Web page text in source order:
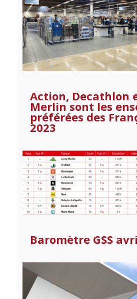
Action, Decathlon
Merlin sont les
préférées des
2023
Baromètre GSS